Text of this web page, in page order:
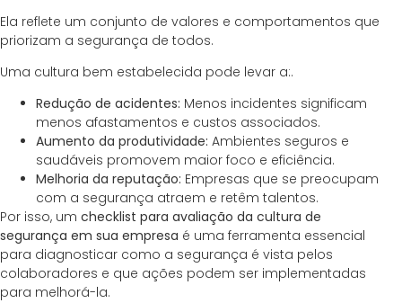
Ela reflete um conjunto de valores e comportamentos que
priorizam a segurança de todos.
Uma cultura bem estabelecida pode levar a:.
Redução de acidentes: Menos incidentes significam
menos afastamentos e custos associados.
Aumento da produtividade: Ambientes seguros e
saudáveis promovem maior foco e eficiência.
Melhoria da reputação: Empresas que se preocupam
com a segurança atraem e retêm talentos.
Por isso, um checklist para avaliação da cultura de
segurança em sua empresa é uma ferramenta essencial
para diagnosticar como a segurança é vista pelos
colaboradores e que ações podem ser implementadas
para melhorá-la.